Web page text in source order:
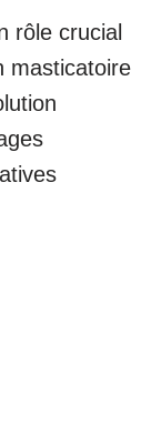
rôle crucial
masticatoire